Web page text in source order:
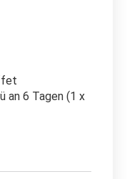
an 6 Tagen (1 x